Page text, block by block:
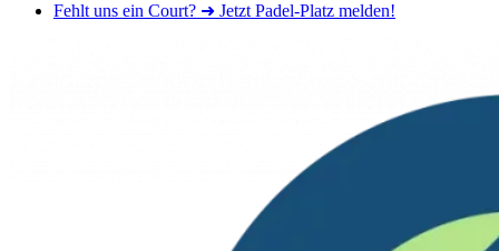
Fehlt uns ein Court? ➜ Jetzt Padel-Platz melden!